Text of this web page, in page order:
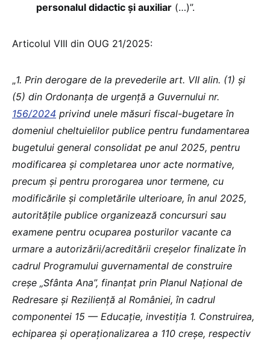
personalul didactic și auxiliar (…)”.
Articolul VIII din OUG 21/2025:
„1. Prin derogare de la prevederile art. VII alin. (1) și
(5) din Ordonanța de urgență a Guvernului nr.
156/2024 privind unele măsuri fiscal-bugetare în
domeniul cheltuielilor publice pentru fundamentarea
bugetului general consolidat pe anul 2025, pentru
modificarea și completarea unor acte normative,
precum și pentru prorogarea unor termene, cu
modificările și completările ulterioare, în anul 2025,
autoritățile publice organizează concursuri sau
examene pentru ocuparea posturilor vacante ca
urmare a autorizării/acreditării creșelor finalizate în
cadrul Programului guvernamental de construire
creșe „Sfânta Ana”, finanțat prin Planul Național de
Redresare și Reziliență al României, în cadrul
componentei 15 — Educație, investiția 1. Construirea,
echiparea și operaționalizarea a 110 creșe, respectiv